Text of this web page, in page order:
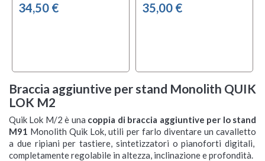
34,50 € 35,00 €
Braccia aggiuntive per stand Monolith QUIK
LOK M2
Quik Lok M/2 è una coppia di braccia aggiuntive per lo stand
M91 Monolith Quik Lok, utili per farlo diventare un cavalletto
a due ripiani per tastiere, sintetizzatori o pianoforti digitali,
completamente regolabile in altezza, inclinazione e profondità.